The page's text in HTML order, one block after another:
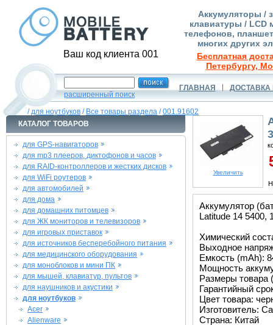
Ваш код клиента 001
Аккумуляторы /
клавиатуры / LCD
телефонов,
многих других
Бесплатная
Петербургу,
расширенный поиск
ГЛАВНАЯ ДОСТАВКА
/для ноутбуков / Все товары раздела /001.91602
КАТАЛОГ ТОВАРОВ
для GPS-навигаторов
для mp3 плееров, диктофонов и часов
для RAID-контроллеров и жестких дисков
для WiFi роутеров
для автомобилей
для дома
для домашних питомцев
для ЖК мониторов и телевизоров
для игровых приставок
для источников бесперебойного питания
для медицинского оборудования
для моноблоков и мини ПК
для мышей, клавиатур, пультов
для наушников и акустики
для ноутбуков
Acer
Alienware
Увеличить
Аккумулятор
Latitude 14 5400,
Химический
Выходное
Емкость (mAh):
Мощность
Размеры товара
Гарантийный
Цвет товара:
Изготовитель:
Страна: Китай